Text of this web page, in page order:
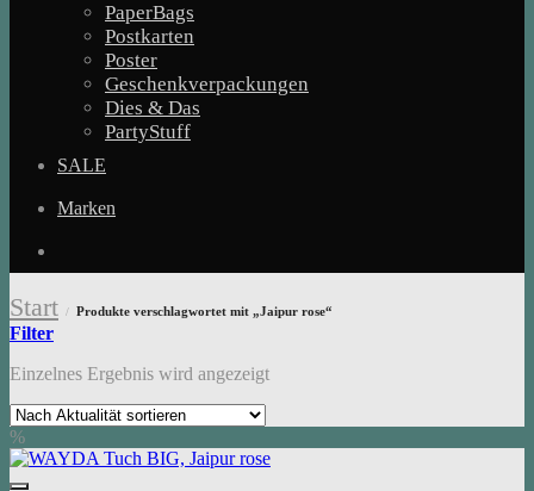
PaperBags
Postkarten
Poster
Geschenkverpackungen
Dies & Das
PartyStuff
SALE
Marken
Start / Produkte verschlagwortet mit „Jaipur rose“
Filter
Einzelnes Ergebnis wird angezeigt
%